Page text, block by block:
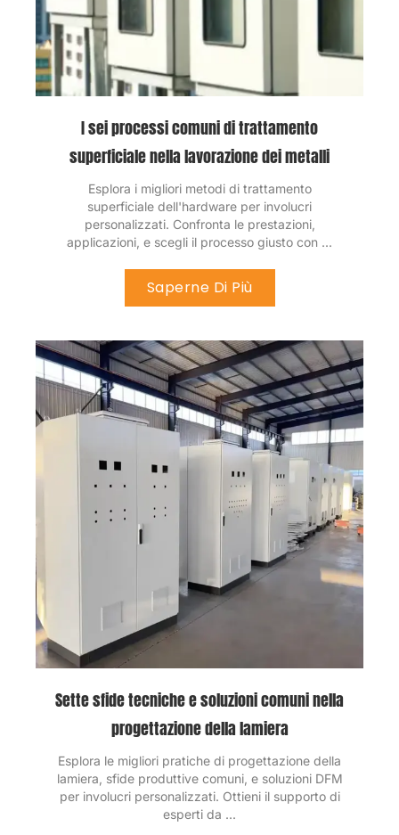
I sei processi comuni di trattamento
superficiale nella lavorazione dei metalli
Esplora i migliori metodi di trattamento
superficiale dell'hardware per involucri
personalizzati. Confronta le prestazioni,
applicazioni, e scegli il processo giusto con ...
Saperne Di Più
Sette sfide tecniche e soluzioni comuni nella
progettazione della lamiera
Esplora le migliori pratiche di progettazione della
lamiera, sfide produttive comuni, e soluzioni DFM
per involucri personalizzati. Ottieni il supporto di
esperti da ...